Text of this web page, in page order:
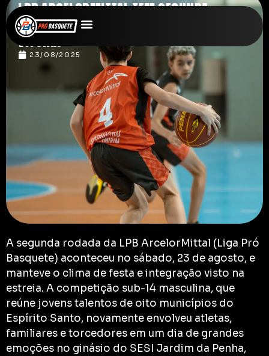
LPB ARCELORMITTAL TEM SEGUNDA
RODADA COM JOGOS MOVIMENTADOS EM
VITÓRIA
23/08/2025
A segunda rodada da LPB ArcelorMittal (Liga Pró
Basquete) aconteceu no sábado, 23 de agosto, e
manteve o clima de festa e integração visto na
estreia. A competição sub-14 masculina, que
reúne jovens talentos de oito municípios do
Espírito Santo, novamente envolveu atletas,
familiares e torcedores em um dia de grandes
emoções no ginásio do SESI Jardim da Penha,